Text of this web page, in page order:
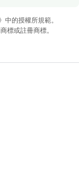
中的授權所規範。
標或註冊商標。